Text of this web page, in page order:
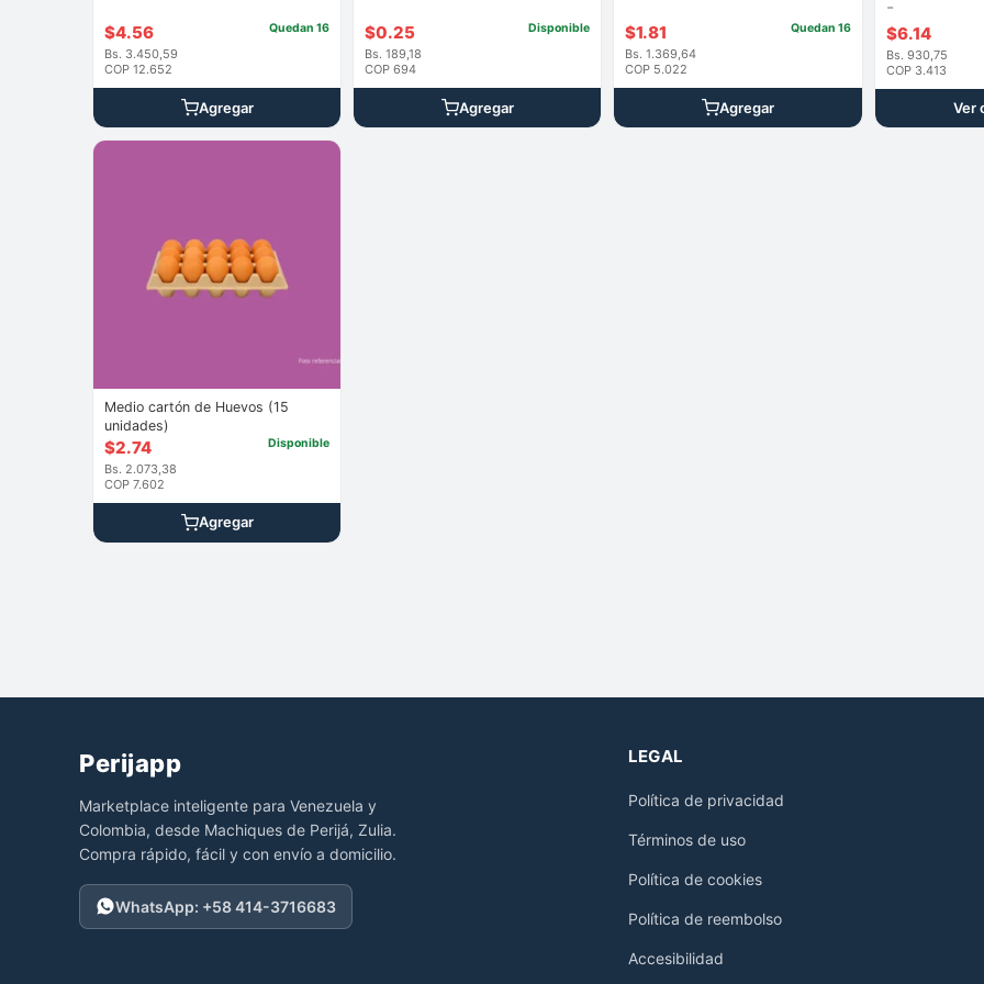
producto
$4.56
Bs. 3.450,59
COP 12.652
Quedan 16
Agregar
$0.25
Bs. 189,18
COP 694
Disponible
Agregar
$1.81
Bs. 1.369,64
COP 5.022
Quedan 16
Agregar
-
$6.14
de
precios:
desde
$1.23
hasta
Bs. 930,75
COP 3.413
Ver
Medio cartón de Huevos (15
unidades)
$2.74
Bs. 2.073,38
COP 7.602
Disponible
Agregar
Perijapp
Marketplace inteligente para Venezuela y
Colombia, desde Machiques de Perijá, Zulia.
Compra rápido, fácil y con envío a domicilio.
WhatsApp: +58 414-3716683
LEGAL
Política de privacidad
Términos de uso
Política de cookies
Política de reembolso
Accesibilidad